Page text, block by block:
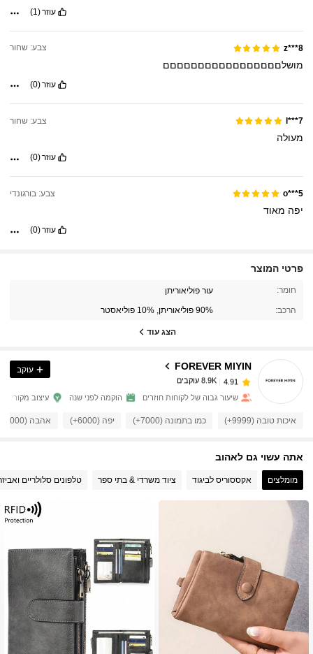
עוזר(1)
z***8 צבע: שחור
מושלםםםםםםםםםםםםםםםםם
עוזר(0)
l***7 צבע: שחור
מעולה
עוזר(0)
o***5 צבע: בורגונדי
יפה מאוד
עוזר(0)
פרטי המוצר
חומר: עור פוליאוריתן
הרכב: 90% פוליאוריתן, 10% פוליאסטר
הצג עוד
FOREVER MIYIN
8.9K עוקבים
4.91
8.9K עוקבים
4.91 8.9K עוקבים
4.91 8.9K עוקבים
4.91
4.91
עוקב
שיעור גבוה של לקוחות חוזרים הוקמה לפני שנה עיצוב מקורי
איכות טובה (9999+) כמו בתמונה (7000+) יפה (6000+) אהבה (4000+)
אתה עשוי גם לאהוב
מומלצים אקססוריס לביגוד ציוד משרדי & בתי ספר טלפונים סלולריים